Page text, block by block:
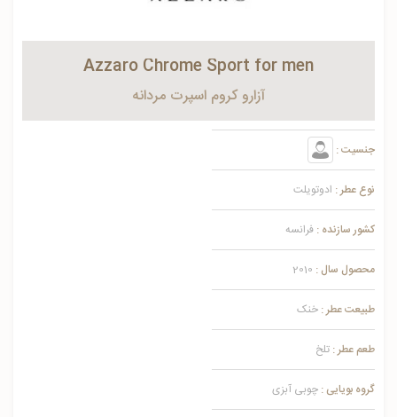
Azzaro Chrome Sport for men
آزارو كروم اسپرت مردانه
جنسیت :
نوع عطر : ادوتویلت
کشور سازنده : فرانسه
محصول سال : 2010
طبیعت عطر : خنک
طعم عطر : تلخ
گروه بویایی : چوبی آبزی